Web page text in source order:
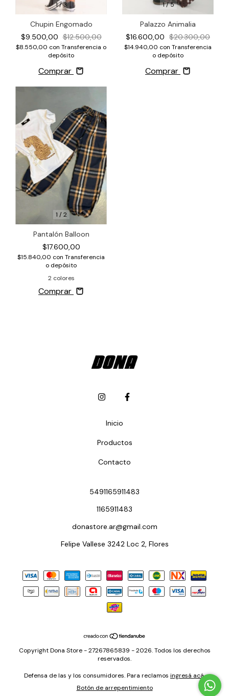
1/3
Chupin Engomado
$9.500,00 $12.500,00
$8.550,00 con Transferencia o
depósito
Comprar
1/5
Palazzo Animalia
$16.600,00 $20.300,00
$14.940,00 con Transferencia
o depósito
Comprar
1 /2
Pantalón Balloon
$17.600,00
$15.840,00 con Transferencia
o depósito
2 colores
Comprar
Inicio
Productos
Contacto
5491165911483
1165911483
donastore.ar@gmail.com
Felipe Vallese 3242 Loc 2, Flores
Copyright Dona Store - 27267865839 - 2026. Todos los derechos
reservados.
Defensa de las y los consumidores. Para reclamos ingresá acá.
Botón de arrepentimiento